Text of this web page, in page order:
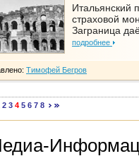
Итальянский
страховой
Заграница
подробнее
Тимофей Бегров
2 3 4 5 6 7 8